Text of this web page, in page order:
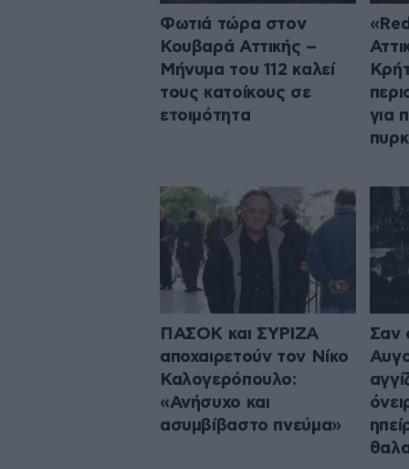
Φωτιά τώρα στον
Κουβαρά Αττικής –
Μήνυμα του 112 καλεί
τους κατοίκους σε
ετοιμότητα
για
ΠΑΣΟΚ και ΣΥΡΙΖΑ
αποχαιρετούν τον Νίκο
Καλογερόπουλο:
«Ανήσυχο και
ασυμβίβαστο πνεύμα»
Σαν